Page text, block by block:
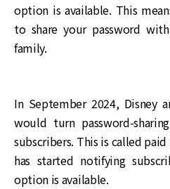
option is available. This
to share your password
family.
In September 2024, Disney
would turn password-
subscribers. This is called
has started notifying
option is available.